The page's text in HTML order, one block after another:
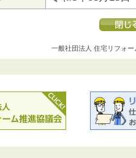
一般社団法人 住宅リフォー